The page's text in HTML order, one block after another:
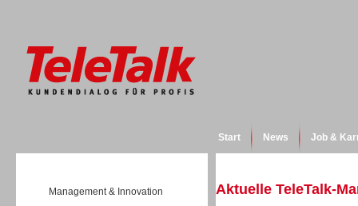
Start News Job &
Management & Innovation
Aktuelle TeleTalk-